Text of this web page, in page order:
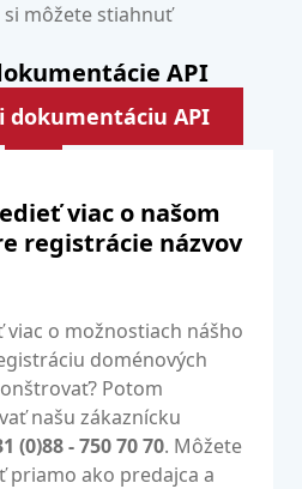
môžete stiahnuť
API
dokumentáciu API
viac o našom
registrácie názvov
viac o možnostiach nášho
doménových
Potom
našu zákaznícku
(0)88 - 750 70 70. Môžete
priamo ako predajca a